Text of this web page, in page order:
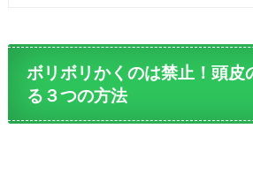
ボリボリかくのは禁止！頭皮
る３つの方法